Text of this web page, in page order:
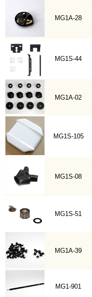
MG1A-28
MG1S-44
MG1A-02
MG1S-105
MG1S-08
MG1S-51
MG1A-39
MG1-901